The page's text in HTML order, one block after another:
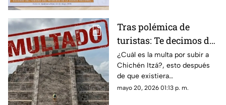
Tras polémica de
turistas: Te decimos de
cuánto es la multa por
subir a Chichén Itzá
¿Cuál es la multa por subir a
Chichén Itzá?, esto después
de que existiera
"#LadyChichenItza” en redes
mayo 20, 2026 01:13 p. m.